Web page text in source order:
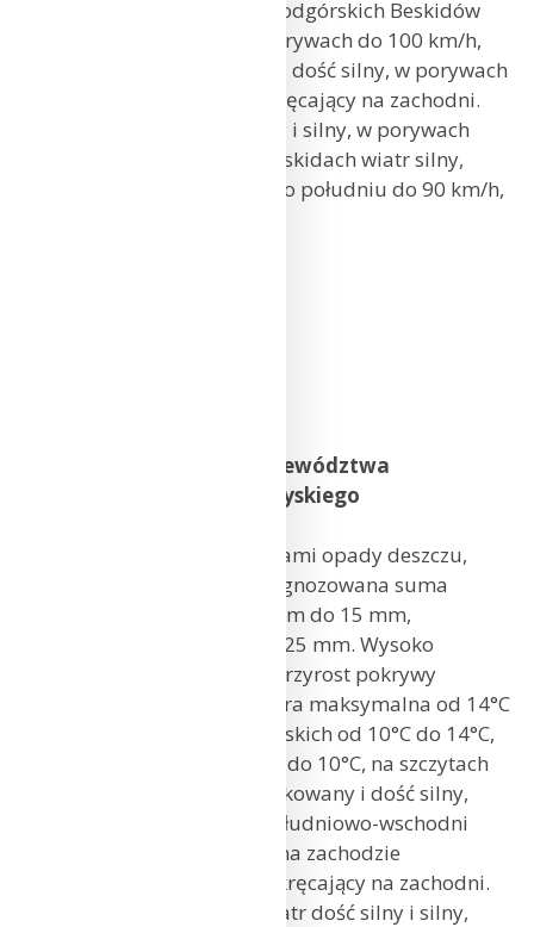
i południowy. W rejonach podgórskich Beskidów
wiatr dość silny i silny, w porywach do 100 km/h,
po południu umiarkowany i dość silny, w porywach
do 60 km/h, południowy skręcający na zachodni.
W Sudetach wiatr dość silny i silny, w porywach
do 60 km/h, zachodni. W Beskidach wiatr silny,
w porywach do 110 km/h, po południu do 90 km/h,
Prognoza pogody dla województwa
małopolskiego, świętokrzyskiego
Zachmurzenie duże. Miejscami opady deszczu,
możliwa lokalna burza. Prognozowana suma
opadów miejscami od 10 mm do 15 mm,
na południu Małopolski do 25 mm. Wysoko
w Tatrach możliwy śnieg i przyrost pokrywy
śnieżnej o 5 cm. Temperatura maksymalna od 14°C
do 16°C, w rejonach podgórskich od 10°C do 14°C,
wysoko w Beskidach od 7°C do 10°C, na szczytach
Tatr około 4°C. Wiatr umiarkowany i dość silny,
w porywach do 60 km/h, południowo-wschodni
i południowy, po południu na zachodzie
umiarkowany, porywisty, skręcający na zachodni.
W rejonach podgórskich wiatr dość silny i silny,